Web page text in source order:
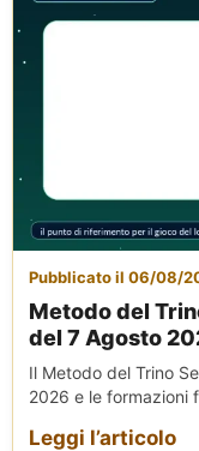
Pubblicato il 06/08/
Metodo del
del 7 Agosto
Il Metodo del Trino
2026 e le formazioni
Leggi l’articolo